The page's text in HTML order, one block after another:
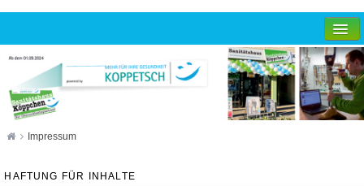
ÜBER UNS
SANITÄTSFACHHANDEL
ORTHOPÄDIETECHNIK
HOMECARE
REHATECHNIK
Impressum
HAFTUNG FÜR INHALTE